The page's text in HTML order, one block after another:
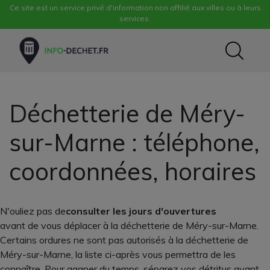
Ce site est un service privé d'information non affilié aux villes ou à leurs
services.
Déchetterie de Méry-
sur-Marne : téléphone,
coordonnées, horaires
N'ouliez pas deconsulter les jours d'ouvertures
avant de vous déplacer à la déchetterie de Méry-sur-Marne.
Certains ordures ne sont pas autorisés à la déchetterie de
Méry-sur-Marne, la liste ci-après vous permettra de les